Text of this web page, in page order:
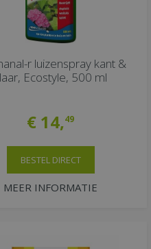
r luizenspray kant &
Ecostyle, 500 ml
€ 14,49
MEER INFORMATIE
BESTEL DIRECT